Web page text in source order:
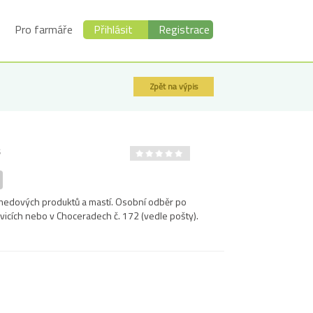
Pro farmáře Přihlásit Registrace
Zpět na výpis
produktů a mastí. Osobní odběr po
nebo v Choceradech č. 172 (vedle pošty).